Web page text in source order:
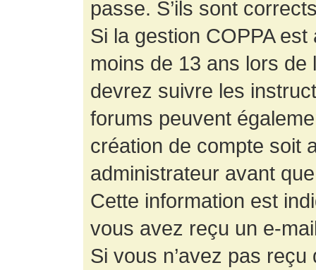
passe. S’ils sont
Si la gestion COPPA
moins de 13 ans lors de
devrez suivre les
forums peuvent
création de compte soit
administrateur avant
Cette information est
vous avez reçu un e-
Si vous n’avez pas